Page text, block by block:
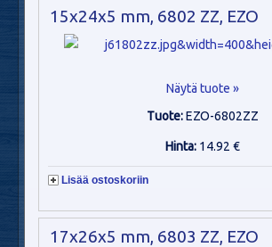
15x24x5 mm, 6802 ZZ, EZO
Näytä tuote »
Tuote:EZO-6802ZZ
Hinta: 14.92 €
Lisää ostoskoriin
17x26x5 mm, 6803 ZZ, EZO